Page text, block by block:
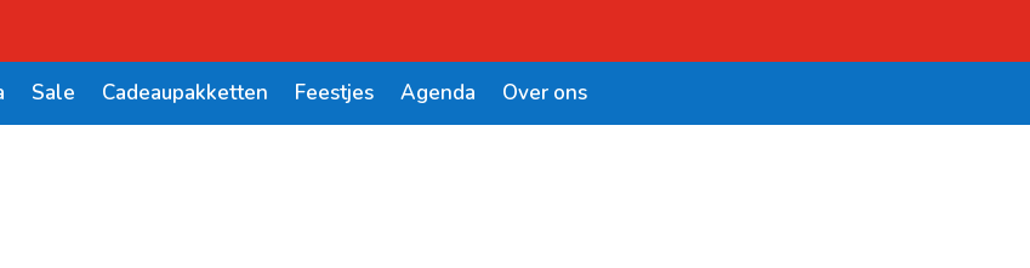
Sale Cadeaupakketten Feestjes Agenda Over ons